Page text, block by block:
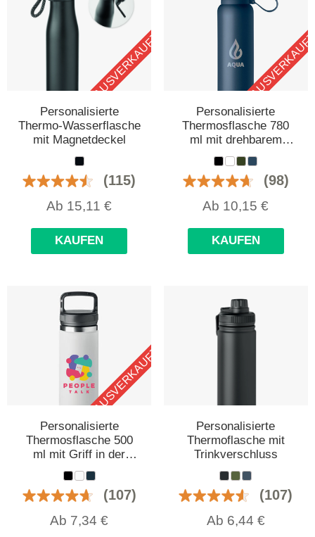
AUSVERKAUFT
Personalisierte
Thermo-Wasserflasche
mit Magnetdeckel
(115)
Ab 15,11 €
KAUFEN
Personalisierte
Thermosflasche 780
ml mit drehbarem
Deckel und Silikongriff
(98)
Ab 10,15 €
KAUFEN
AUSVERKAUFT
Personalisierte
Thermosflasche 500
ml mit Griff in der
Kappe
(107)
Ab 7,34 €
Personalisierte
Thermoflasche mit
Trinkverschluss
(107)
Ab 6,44 €